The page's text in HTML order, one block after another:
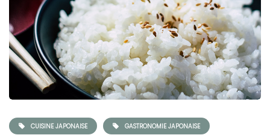
CUISINE JAPONAISE GASTRONOMIE JAPONAISE